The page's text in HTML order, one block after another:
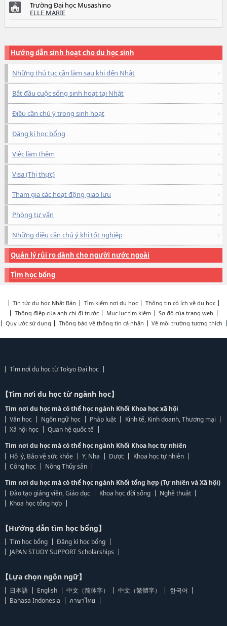
Trường Đại học Musashino
ELLE MARIE
Hướng dẫn sinh hoạt cho du học sinh
Những thủ tục cần làm sau khi đến Nhật
Bắt đầu cuộc sống sinh hoạt tại Nhật
Điều cần chú ý trong sinh hoạt
Đăng kí học bổng
Việc làm thêm
Visa (Thị thực)
Tham gia các hoạt động giao lưu
Phòng tư vấn
Những điều cần chú ý khi tốt nghiệp
Quản lý rủi ro dành cho người nước ngoài
Tìm học bổng
Tin tức du học Nhật Bản Tìm kiếm nơi du học
Thông tin có ích về du học
Thông điệp của anh chị đi trước
Mục lục tìm kiếm
Sơ đồ của trang web
Quy ước sử dụng
Thông báo về thông tin cá nhân Về môi trường tương thích
Tìm nơi du học từ Tokyo Đại học
【Tìm nơi du học từ ngành học】
Tìm nơi du học mà có thể học ngành Khối Khoa học xã hội
Văn học
Ngôn ngữ học Pháp luật
Kinh tế, Kinh doanh, Thương mại
Xã hội học
Quan hệ quốc tế
Tìm nơi du học mà có thể học ngành Khối Khoa học tự nhiên
Hộ lý, Bảo vệ sức khỏe
Y, Nha Dược
Khoa học tự nhiên
Công học
Nông Thủy sản
Tìm nơi du học mà có thể học ngành Khối tổng hợp (Tự nhiên và Xã hội)
Đào tạo giảng viên, Giáo dục
Khoa học đời sống
Nghệ thuật
Khoa học tổng hợp
【Hướng dẫn tìm học bổng】
Tìm học bổng
Đăng kí học bổng
JAPAN STUDY SUPPORT Scholarships
【Lựa chọn ngôn ngữ】
日本語 English 中文（简体字） 中文（繁體字）
한국어
Bahasa Indonesia
ภาษาไทย